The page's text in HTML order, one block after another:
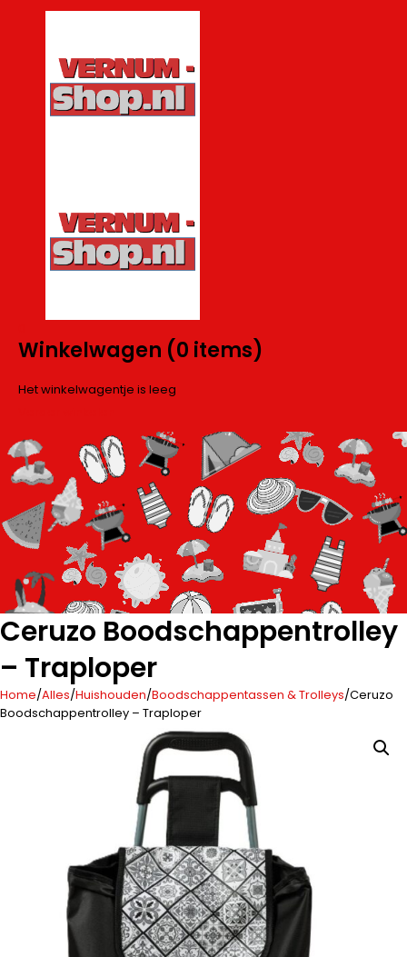
Winkelwagen (0 items)
Het winkelwagentje is leeg
Ceruzo Boodschappentrolley
– Traploper
Home/Alles/Huishouden/Boodschappentassen & Trolleys/Ceruzo
Boodschappentrolley – Traploper